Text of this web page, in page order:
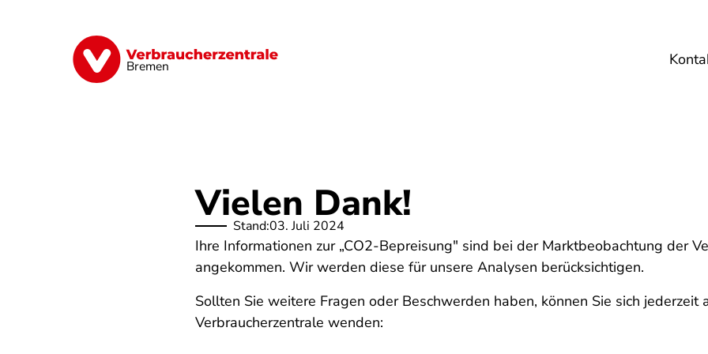
Bremen
Finanzen Digitales Lebensmittel
Vielen Dank!
Stand:03. Juli 2024
Ihre Informationen zur „CO2-Bepreisung" sind bei der Marktbeobachtung der
angekommen. Wir werden diese für unsere Analysen berücksichtigen.
Sollten Sie weitere Fragen oder Beschwerden haben, können Sie sich jederzeit
Verbraucherzentrale wenden: